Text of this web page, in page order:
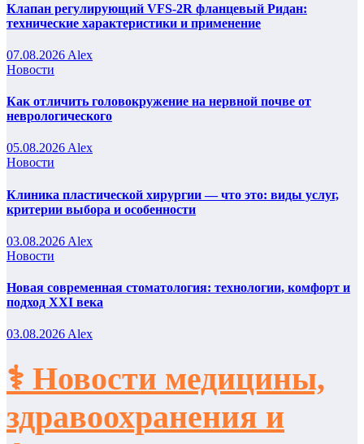
Клапан регулирующий VFS-2R фланцевый Ридан:
технические характеристики и применение
07.08.2026 Alex
Новости
Как отличить головокружение на нервной почве от
неврологического
05.08.2026 Alex
Новости
Клиника пластической хирургии — что это: виды услуг,
критерии выбора и особенности
03.08.2026 Alex
Новости
Новая современная стоматология: технологии, комфорт и
подход XXI века
03.08.2026Alex
⚕️ Новости медицины,
здравоохранения и